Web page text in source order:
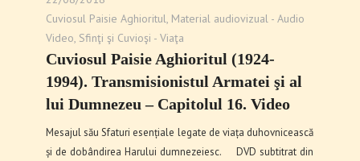
Cuviosul Paisie Aghioritul Material audiovizual - Audio
Video Sfinţi şi Cuvioşi - Viaţa
Cuviosul Paisie Aghioritul (1924-
1994). Transmisionistul Armatei şi al
lui Dumnezeu – Capitolul 16. Video
Mesajul său Sfaturi esențiale legate de viața duhovnicească
și de dobândirea Harului dumnezeiesc. DVD subtitrat din